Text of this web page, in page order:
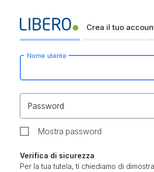
Crea il tuo
Nome utente
Password
Mostra password
Verifica di sicurezza
Per la tua tutela, ti chiediamo di